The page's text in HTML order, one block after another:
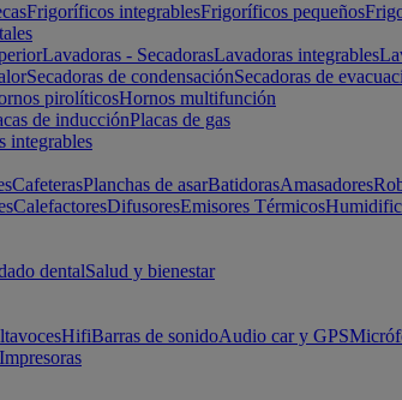
Frigoríficos integrablesFrigoríficos pequeños
Lavadoras - SecadorasLavadoras integrables
Secadoras de condensaciónSecadoras de
pirolíticosHornos multifunción
de inducciónPlacas de gas
integrables
CafeterasPlanchas de asarBatidorasAmasadores
CalefactoresDifusoresEmisores Térmicos
dentalSalud y bienestar
HifiBarras de sonidoAudio car y GPS
Impresoras